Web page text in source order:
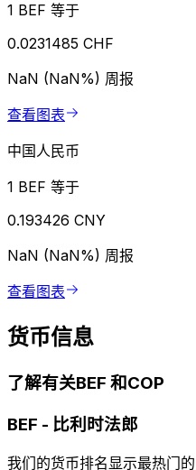
1 BEF 等于
0.0231485 CHF
NaN (NaN%) 周报
查看图表
中国人民币
1 BEF 等于
0.193426 CNY
NaN (NaN%) 周报
查看图表
货币信息
了解有关BEF 和COP
BEF - 比利时法郎
我们的货币排名显示最热门